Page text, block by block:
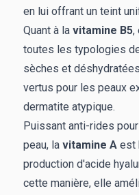
en lui offrant un teint
Quant à la vitamine B5,
toutes les typologies
sèches et
vertus pour les peaux
dermatite atypique.
Puissant anti-rides
peau, la vitamine A est
production d'acide
cette manière, elle